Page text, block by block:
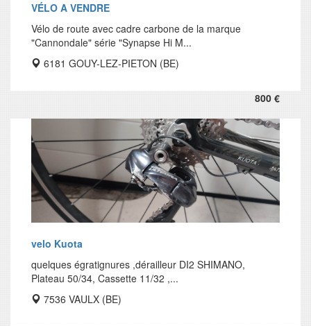
VÉLO A VENDRE
Vélo de route avec cadre carbone de la marque
"Cannondale" série "Synapse Hi M...
6181 GOUY-LEZ-PIETON (BE)
800 €
velo Kuota
quelques égratignures ,dérailleur DI2 SHIMANO,
Plateau 50/34, Cassette 11/32 ,...
7536 VAULX (BE)